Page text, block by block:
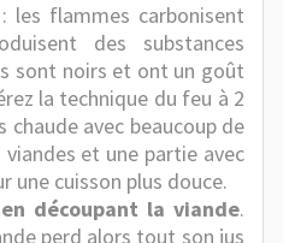
: les flammes carbonisent
des substances
sont noirs et ont un goût
la technique du feu à 2
chaude avec beaucoup de
et une partie avec
une cuisson plus douce.
découpant la viande.
perd alors tout son jus